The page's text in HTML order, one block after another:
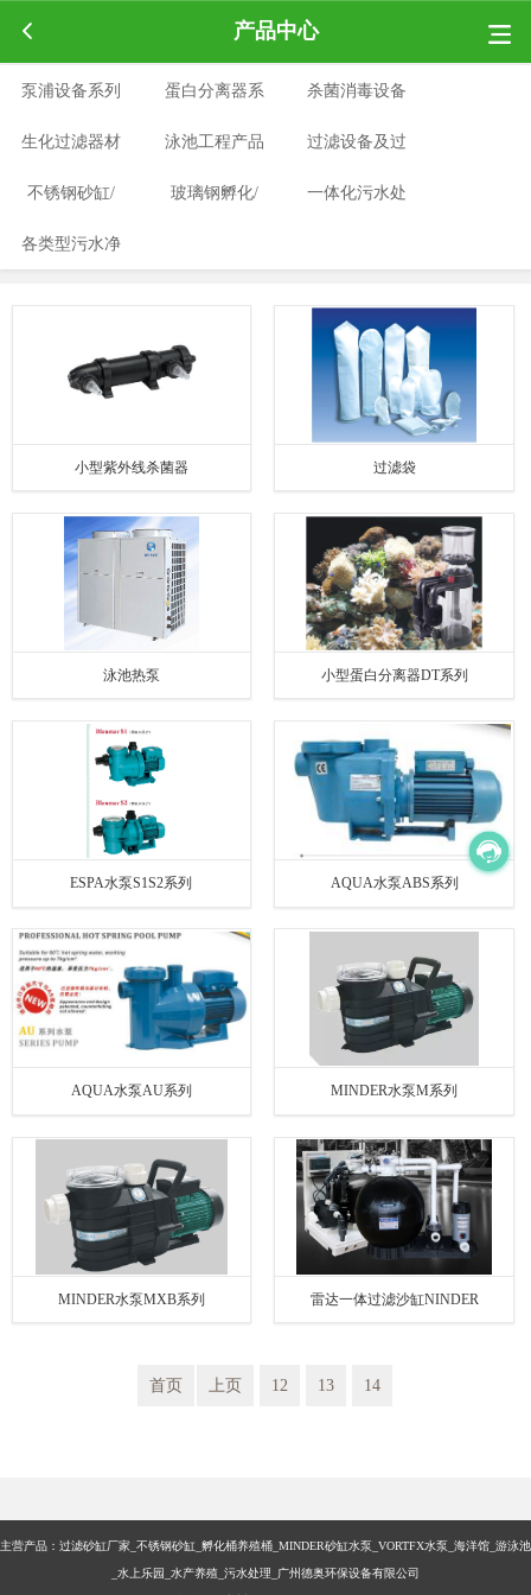
产品中心
泵浦设备系列 蛋白分离器系
列
杀菌消毒设备
系列
生化过滤器材
系列
泳池工程产品
系列
过滤设备及过
滤材料
不锈钢砂缸/
水箱系列
玻璃钢孵化/ 一体化污水处
各类型污水净
小型紫外线杀菌器 过滤袋
泳池热泵 小型蛋白分离器DT系列
ESPA水泵S1S2系列 AQUA水泵ABS系列
AQUA水泵AU系列 MINDER水泵M系列
MINDER水泵MXB系列 雷达一体过滤沙缸NINDER
首页 上页 12 13 14
主营产品：过滤砂缸厂家_不锈钢砂缸_孵化桶养殖桶_MINDER砂缸水泵_VORTFX水泵_海洋馆_游泳池
_水上乐园_水产养殖_污水处理_广州德奥环保设备有限公司